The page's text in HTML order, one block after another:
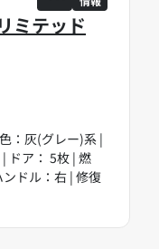
ミテッド
：灰(グレー)系 |
ドア： 5枚 | 燃
ドル：右 | 修復